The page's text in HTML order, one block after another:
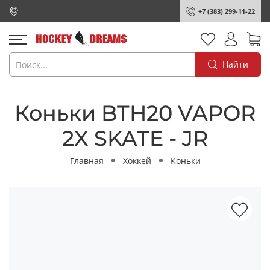
+7 (383) 299-11-22
Найти
Коньки BTH20 VAPOR
2X SKATE - JR
Главная Хоккей Коньки